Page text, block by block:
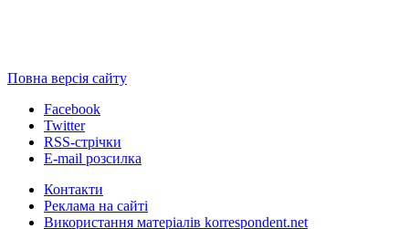
Повна версія сайту
Facebook
Twitter
RSS-стрічки
E-mail розсилка
Контакти
Реклама на сайті
Використання матеріалів korrespondent.net